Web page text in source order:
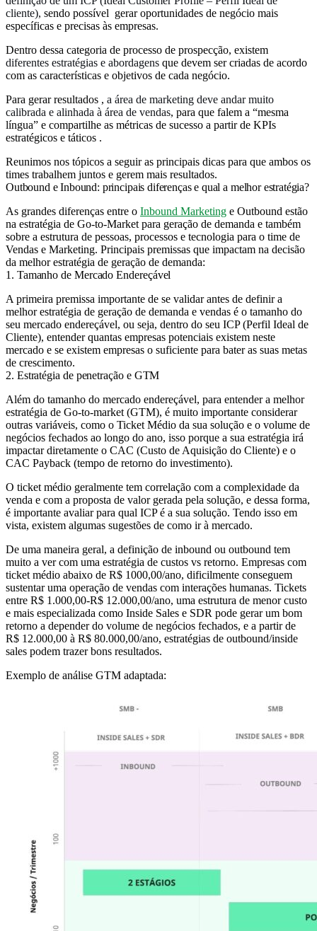
cliente), sendo possível gerar oportunidades de negócio mais
específicas e precisas às empresas.
Dentro dessa categoria de processo de prospecção, existem
diferentes estratégias e abordagens que devem ser criadas de acordo
com as características e objetivos de cada negócio.
Para gerar resultados , a área de marketing deve andar muito
calibrada e alinhada à área de vendas, para que falem a “mesma
língua” e compartilhe as métricas de sucesso a partir de KPIs
estratégicos e táticos .
Reunimos nos tópicos a seguir as principais dicas para que ambos os
times trabalhem juntos e gerem mais resultados.
Outbound e Inbound: principais diferenças e qual a melhor estratégia?
As grandes diferenças entre o Inbound Marketing e Outbound estão
na estratégia de Go-to-Market para geração de demanda e também
sobre a estrutura de pessoas, processos e tecnologia para o time de
Vendas e Marketing. Principais premissas que impactam na decisão
da melhor estratégia de geração de demanda:
1. Tamanho de Mercado Endereçável
A primeira premissa importante de se validar antes de definir a
melhor estratégia de geração de demanda e vendas é o tamanho do
seu mercado endereçável, ou seja, dentro do seu ICP (Perfil Ideal de
Cliente), entender quantas empresas potenciais existem neste
mercado e se existem empresas o suficiente para bater as suas metas
de crescimento.
2. Estratégia de penetração e GTM
Além do tamanho do mercado endereçável, para entender a melhor
estratégia de Go-to-market (GTM), é muito importante considerar
outras variáveis, como o Ticket Médio da sua solução e o volume de
negócios fechados ao longo do ano, isso porque a sua estratégia irá
impactar diretamente o CAC (Custo de Aquisição do Cliente) e o
CAC Payback (tempo de retorno do investimento).
O ticket médio geralmente tem correlação com a complexidade da
venda e com a proposta de valor gerada pela solução, e dessa forma,
é importante avaliar para qual ICP é a sua solução. Tendo isso em
vista, existem algumas sugestões de como ir à mercado.
De uma maneira geral, a definição de inbound ou outbound tem
muito a ver com uma estratégia de custos vs retorno. Empresas com
ticket médio abaixo de R$ 1000,00/ano, dificilmente conseguem
sustentar uma operação de vendas com interações humanas. Tickets
entre R$ 1.000,00-R$ 12.000,00/ano, uma estrutura de menor custo
e mais especializada como Inside Sales e SDR pode gerar um bom
retorno a depender do volume de negócios fechados, e a partir de
R$ 12.000,00 à R$ 80.000,00/ano, estratégias de outbound/inside
sales podem trazer bons resultados.
Exemplo de análise GTM adaptada: